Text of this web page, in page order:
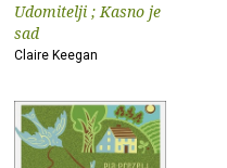
Udomitelji ; Kasno je
sad
Claire Keegan